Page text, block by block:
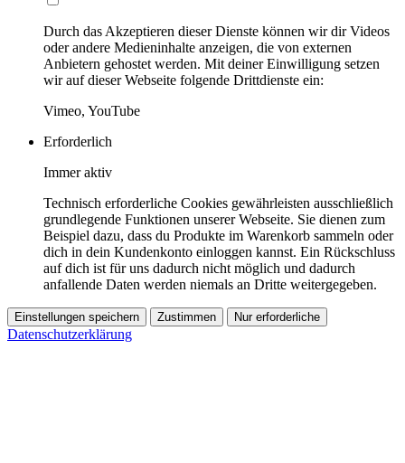
Durch das Akzeptieren dieser Dienste können wir dir Videos
oder andere Medieninhalte anzeigen, die von externen
Anbietern gehostet werden. Mit deiner Einwilligung setzen
wir auf dieser Webseite folgende Drittdienste ein:
Vimeo, YouTube
Erforderlich
Immer aktiv
Technisch erforderliche Cookies gewährleisten ausschließlich
grundlegende Funktionen unserer Webseite. Sie dienen zum
Beispiel dazu, dass du Produkte im Warenkorb sammeln oder
dich in dein Kundenkonto einloggen kannst. Ein Rückschluss
auf dich ist für uns dadurch nicht möglich und dadurch
anfallende Daten werden niemals an Dritte weitergegeben.
Einstellungen speichern Zustimmen Nur erforderliche
Datenschutzerklärung